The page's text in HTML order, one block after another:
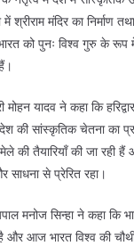
मंदिर का निर्माण
को पुनः विश्व गुरु के रूप
यादव ने कहा कि
देश की सांस्कृतिक चेतना का
तैयारियाँ की जा रही हैं
साधना से प्रेरित रहा।
मनोज सिन्हा ने कहा कि
और आज भारत विश्व की